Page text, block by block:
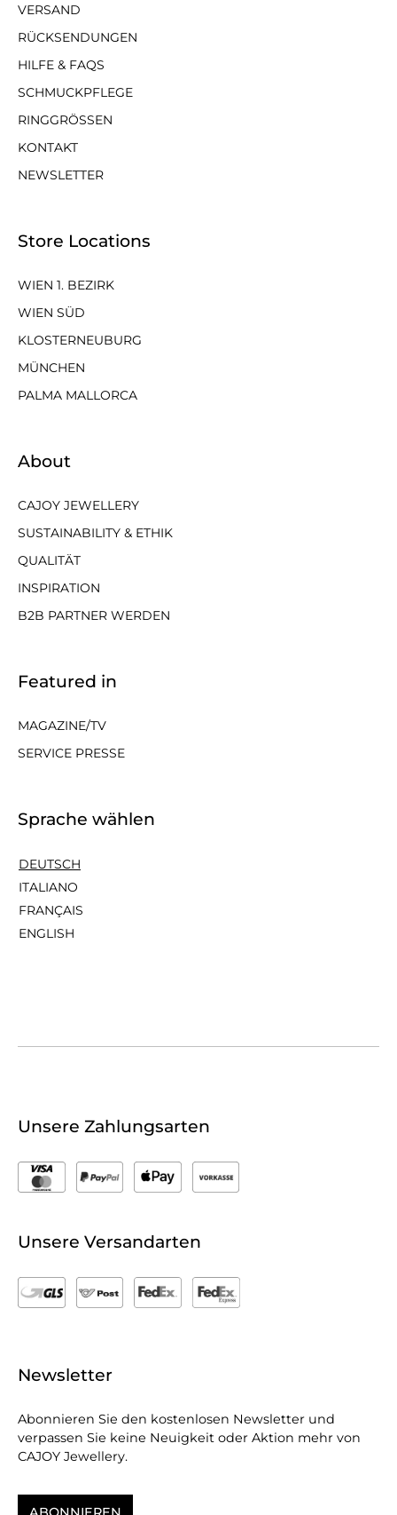
VERSAND
RÜCKSENDUNGEN
HILFE & FAQS
SCHMUCKPFLEGE
RINGGRÖSSEN
KONTAKT
NEWSLETTER
Store Locations
WIEN 1. BEZIRK
WIEN SÜD
KLOSTERNEUBURG
MÜNCHEN
PALMA MALLORCA
About
CAJOY JEWELLERY
SUSTAINABILITY & ETHIK
QUALITÄT
INSPIRATION
B2B PARTNER WERDEN
Featured in
MAGAZINE/TV
SERVICE PRESSE
Sprache wählen
DEUTSCH
ITALIANO
FRANÇAIS
ENGLISH
Unsere Zahlungsarten
Unsere Versandarten
Newsletter
Abonnieren Sie den kostenlosen Newsletter und
verpassen Sie keine Neuigkeit oder Aktion mehr von
CAJOY Jewellery.